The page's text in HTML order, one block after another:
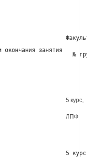
окончания занятия
№
5 курс,
ЛПФ
5